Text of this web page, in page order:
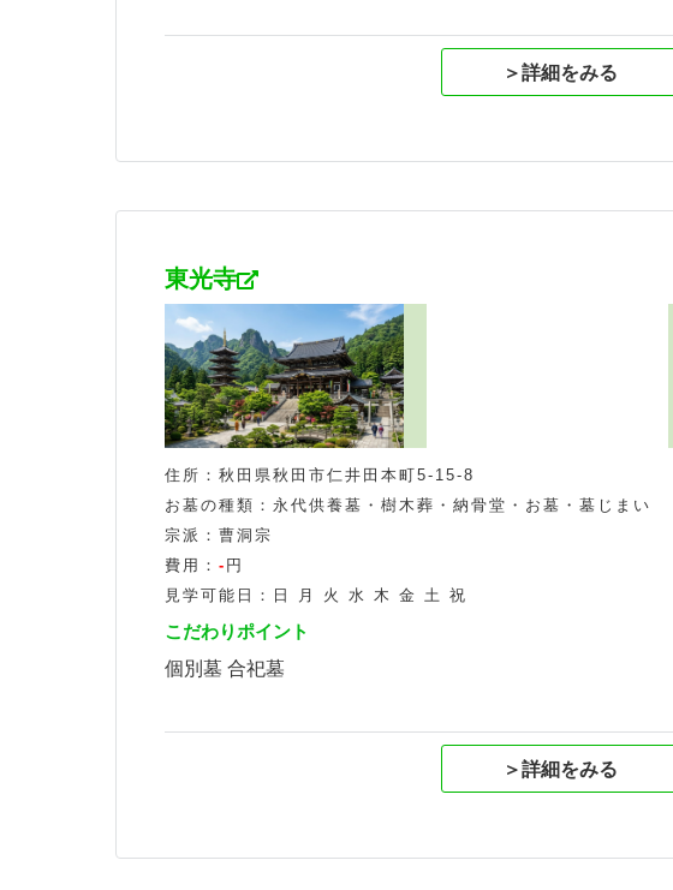
＞詳細をみる
東光寺
住所：秋田県秋田市仁井田本町5-15-8
お墓の種類：永代供養墓・樹木葬・納骨堂・お墓・墓じまい
宗派：曹洞宗
費用： - 円
見学可能日：日 月 火 水 木 金 土 祝
こだわりポイント
個別墓 合祀墓
＞詳細をみる